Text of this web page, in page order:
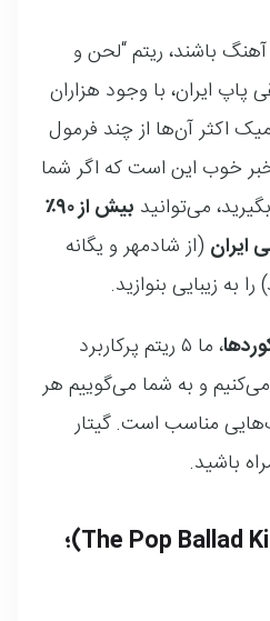
باشند، ریتم “لحن و
ایران، با وجود هزاران
اکثر آن‌ها از چند فرمول
خوب این است که اگر شما
می‌توانید
بیش از ۹۰٪
ایران (از شادمهر و یگانه
به زیبایی بنوازید.
، ما ۵ ریتم پرکاربرد
می‌کنیم و به شما می‌گوییم هر
مناسب است. گیتار
باشید.
۱. ریتم ۴/۴ رومبا (The Pop Ballad King)؛